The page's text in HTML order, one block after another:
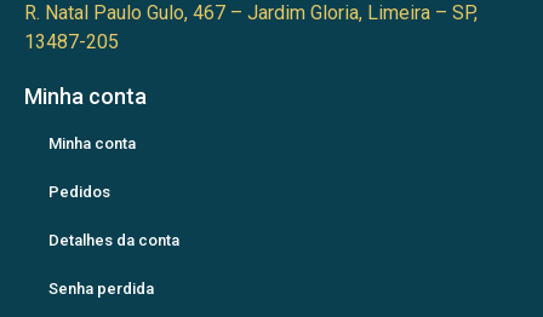
R. Natal Paulo Gulo, 467 – Jardim Gloria, Limeira – SP,
13487-205
Minha conta
Minha conta
Pedidos
Detalhes da conta
Senha perdida